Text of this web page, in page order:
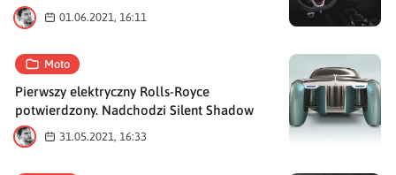
M
01.06.2021, 16:11
Moto
Pierwszy elektryczny Rolls-Royce
potwierdzony. Nadchodzi Silent Shadow
M
31.05.2021, 16:33